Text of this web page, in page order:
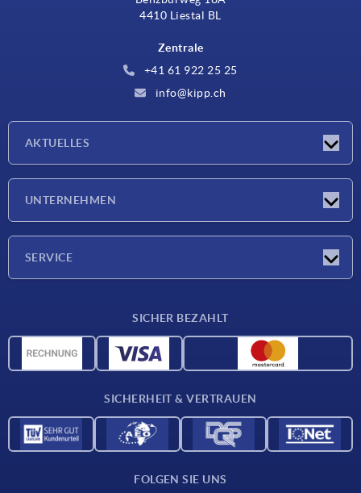
4410 Liestal BL
Zentrale
+41 61 922 25 25
info@kipp.ch
AKTUELLES
UNTERNEHMEN
SERVICE
CAD-Daten
SICHER BEZAHLT
SICHERHEIT & VERTRAUEN
FOLGEN SIE UNS